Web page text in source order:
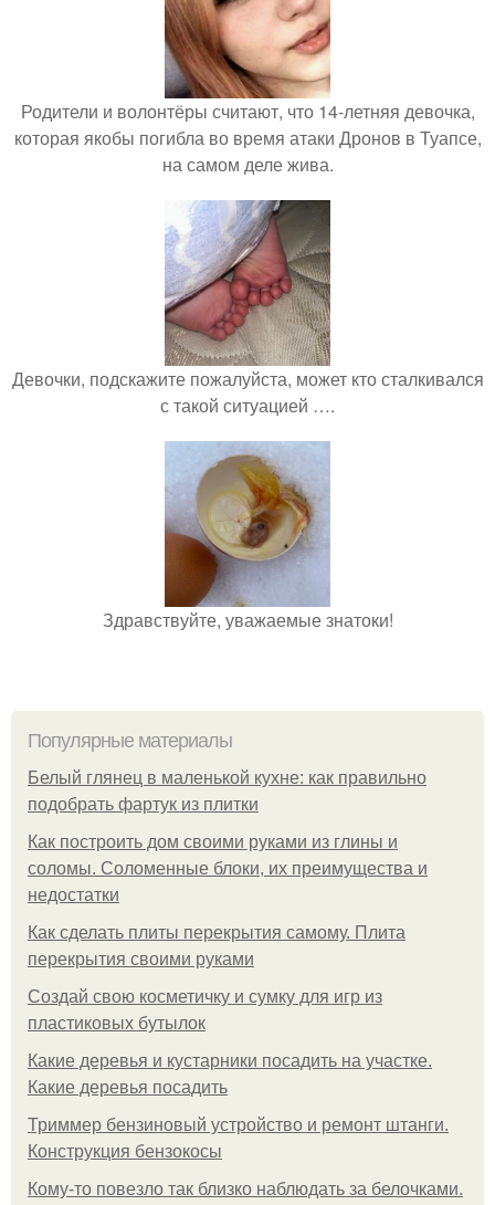
Родители и волонтёры считают, что 14-летняя девочка,
которая якобы погибла во время атаки Дронов в Туапсе,
на самом деле жива.
Девочки, подскажите пожалуйста, может кто сталкивался
с такой ситуацией ….
Здравствуйте, уважаемые знатоки!
Популярные материалы
Белый глянец в маленькой кухне: как правильно
подобрать фартук из плитки
Как построить дом своими руками из глины и
соломы. Соломенные блоки, их преимущества и
недостатки
Как сделать плиты перекрытия самому. Плита
перекрытия своими руками
Создай свою косметичку и сумку для игр из
пластиковых бутылок
Какие деревья и кустарники посадить на участке.
Какие деревья посадить
Триммер бензиновый устройство и ремонт штанги.
Конструкция бензокосы
Кому-то повезло так близко наблюдать за белочками.